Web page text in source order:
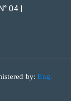
04 |
by:Eng.